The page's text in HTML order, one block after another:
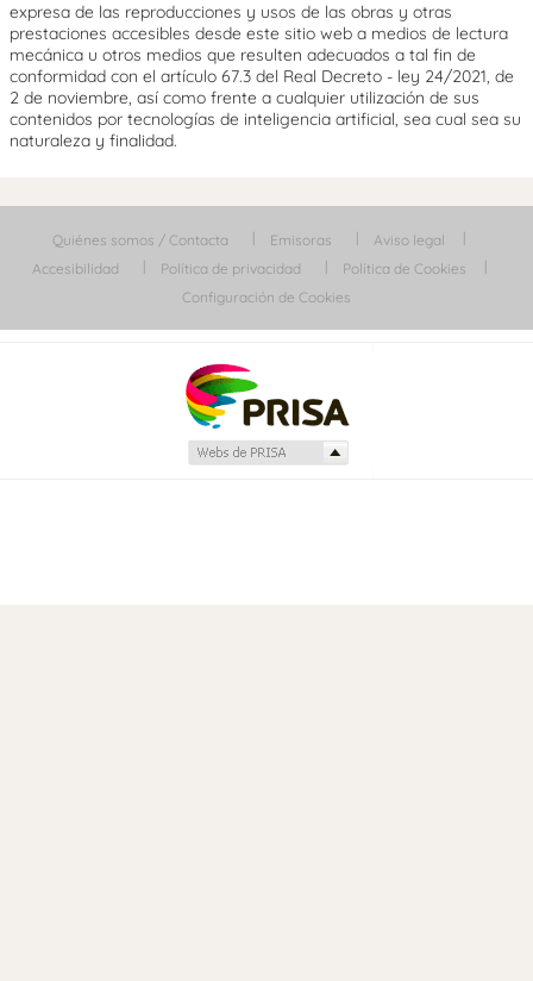
expresa de las reproducciones y usos de las obras y otras
prestaciones accesibles desde este sitio web a medios de lectura
mecánica u otros medios que resulten adecuados a tal fin de
conformidad con el artículo 67.3 del Real Decreto - ley 24/2021, de
2 de noviembre, así como frente a cualquier utilización de sus
contenidos por tecnologías de inteligencia artificial, sea cual sea su
naturaleza y finalidad.
Quiénes somos / Contacta Emisoras
Aviso legal
Accesibilidad
Política de privacidad
Política de Cookies
Configuración de Cookies